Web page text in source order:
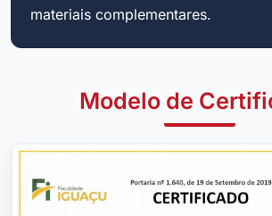
materiais complementares.
Modelo de